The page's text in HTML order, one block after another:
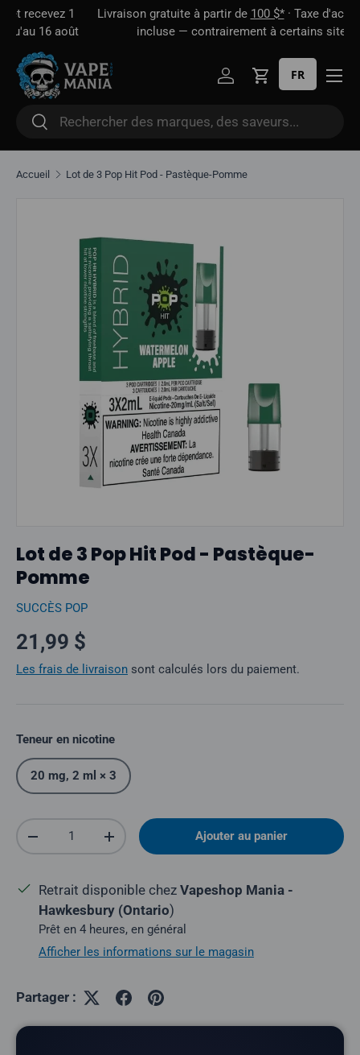
Aller directement au contenu
Livraison gratuite à partir de100 $*· Taxe d'accise déjà
incluse — contrairement à certains sites
Rechercher
Rechercher
Se connecter
Panier
FR
Accueil Lot de 3 Pop Hit Pod - Pastèque-Pomme
Lot de 3 Pop Hit Pod - Pastèque-
Pomme
SUCCÈS POP
Prix normal
21,99 $
Les frais de livraison sont calculés lors du paiement.
Teneur en nicotine
20 mg, 2 ml × 3
Quantité
Réduire la quantitéAugmenter la quantitéAjouter au panier
Retrait disponible chez Vapeshop Mania -
Hawkesbury (Ontario)
Prêt en 4 heures, en général
Afficher les informations sur le magasin
Partager :